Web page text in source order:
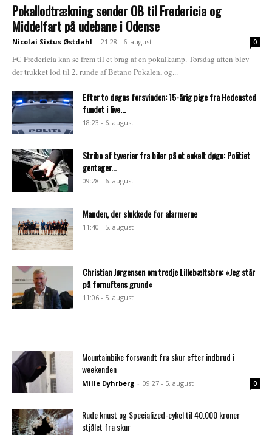
Pokallodtrækning sender OB til Fredericia og
Middelfart på udebane i Odense
Nicolai Sixtus Østdahl - 21:28 - 6. august 0
FC Fredericia kan se frem til et brag af en pokalkamp. Torsdag aften blev
der trukket lod til 2. runde af Betano Pokalen, og...
Efter to døgns forsvinden: 15-årig pige fra Hedensted
fundet i live...
18:23 - 6. august
Stribe af tyverier fra biler på et enkelt døgn: Politiet
gentager...
09:28 - 6. august
Manden, der slukkede for alarmerne
11:40 - 5. august
Christian Jørgensen om tredje Lillebæltsbro: »Jeg står
på fornuftens grund«
11:06 - 5. august
Mountainbike forsvandt fra skur efter indbrud i
weekenden
Mille Dyhrberg - 09:27 - 5. august 0
Rude knust og Specialized-cykel til 40.000 kroner
stjålet fra skur